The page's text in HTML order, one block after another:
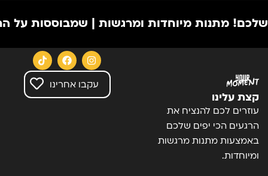
מתנות מיוחדות ומרגשות | שמבוססות על
קצת עלינו
עוזרים לכם להנציח את
הרגעים הכי יפים שלכם
באמצעות מתנות מרגשות
ומיוחדות.
עקבו אחרינו